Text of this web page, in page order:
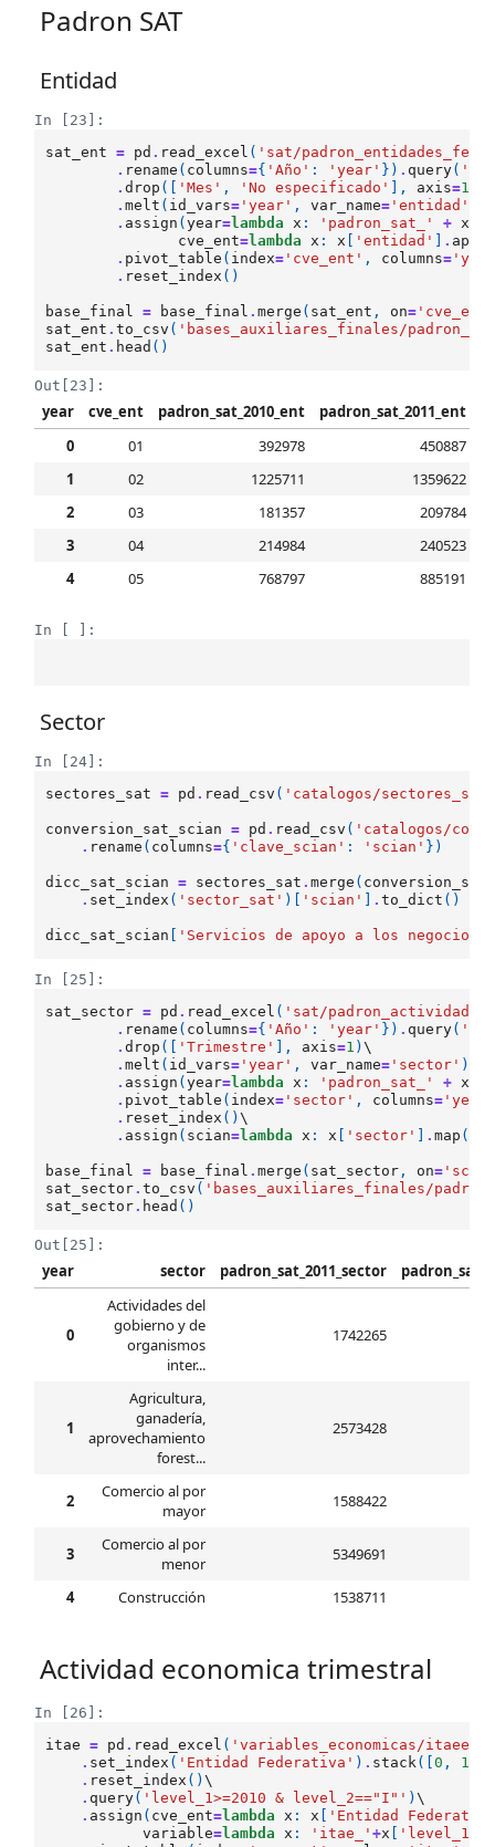
Padron SAT
Entidad
In [23]:
sat_ent
= pd . read_excel ( 'sat/
. rename ( columns={ 'Año' : 'year' }) . query(
.drop ([ 'Mes' , 'No especificado' ], axis=1
.melt ( id_vars= 'year' , var_name= 'entidad'
. assign (year=lambda x : 'padron_sat_' + x
cve_ent=lambda x : x 'entidad' .
. pivot_table ( index= 'cve_ent' , columns=
. reset_index ()
base_final = base_final .merge ( sat_ent , on=
sat_ent .to_csv ( 'bases_auxiliares_finales/
sat_ent . head ()
Out[23]:
year cve_ent padron_sat_2010_ent padron_sat_2011_ent
0
01 392978
450887
1
02 1225711
1359622
2
03 181357
209784
3
04 214984
240523
4
05 768797 885191
In [ ]:
Sector
In [24]:
sectores_sat
= pd . read_csv ( 'catalogos/
conversion_sat_scian = pd . read_csv ( 'catalogos/
. rename ( columns={ 'clave_scian' : 'scian' })
dicc_sat_scian = sectores_sat .merge (
. set_index ( 'sector_sat' )[ 'scian' .to_dict ()
dicc_sat_scian 'Servicios de apoyo a los negocios
In [25]:
sat_sector = pd . read_excel ( 'sat/
. rename ( columns={ 'Año' : 'year' }) . query(
.drop ([ 'Trimestre' ], axis=1 )\
.melt ( id_vars= 'year' , var_name= 'sector' )
. assign (year=lambda x : 'padron_sat_' + x
. pivot_table ( index= 'sector' , columns=
. reset_index ()\
. assign ( scian=lambda x : x 'sector' .map (
base_final = base_final .merge ( sat_sector , on=
sat_sector.to_csv ( 'bases_auxiliares_finales/
sat_sector. head ()
Out[25]:
year sector padron_sat_2011_sector
0
Actividades del
gobierno y de
organismos
inter...
1742265
1
Agricultura,
ganadería,
aprovechamiento
forest...
2573428
2
Comercio al por
mayor
1588422
3
Comercio al por
menor
5349691
4 Construcción 1538711
Actividad economica trimestral
In [26]:
itae
= pd . read_excel ( 'variables_economicas/
. set_index ( 'Entidad Federativa' ) . stack([0 , 1
. reset_index ()\
. query( 'level_1>=2010 & level_2=="I"' )\
. assign ( cve_ent=lambda x : x
'Entidad
variable=lambda x : 'itae_'+x 'level_1'